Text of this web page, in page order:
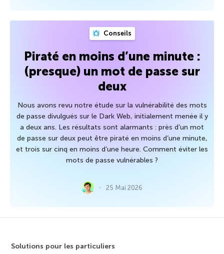
Conseils
Piraté en moins d’une minute :
(presque) un mot de passe sur
deux
Nous avons revu notre étude sur la vulnérabilité des mots
de passe divulgués sur le Dark Web, initialement menée il y
a deux ans. Les résultats sont alarmants : près d’un mot
de passe sur deux peut être piraté en moins d’une minute,
et trois sur cinq en moins d’une heure. Comment éviter les
mots de passe vulnérables ?
25 Mai 2026
Solutions pour les particuliers